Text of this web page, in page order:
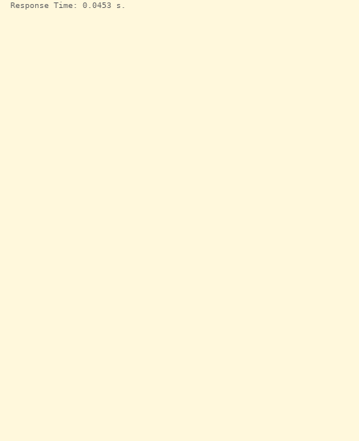
Response Time: 0.0453 s.